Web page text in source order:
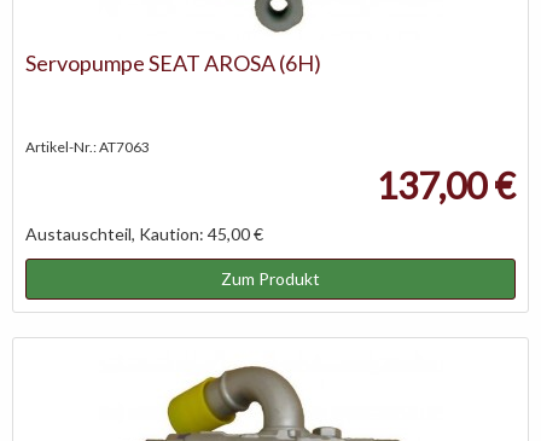
Servopumpe SEAT AROSA (6H)
Artikel-Nr.: AT7063
137,00 €
Austauschteil, Kaution: 45,00 €
Zum Produkt